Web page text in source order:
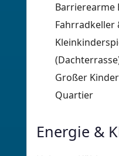
Barrierearme
Fahrradkeller
Großer
Quartier
Energie &